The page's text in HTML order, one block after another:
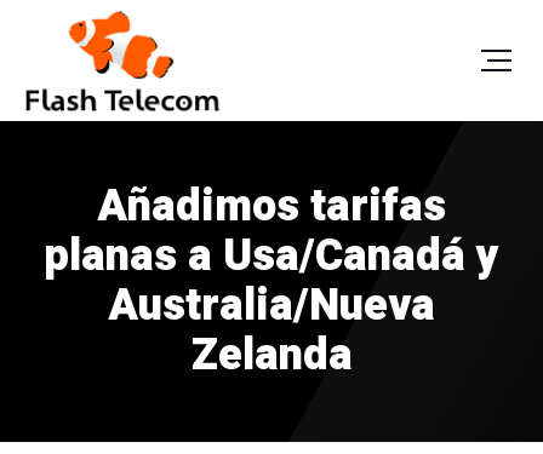
Añadimos tarifas
planas a Usa/Canadá y
Australia/Nueva
Zelanda